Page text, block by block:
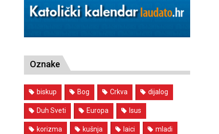
Oznake
biskup Bog Crkva dijalog
Duh Sveti Europa Isus
korizma kušnja laici mladi